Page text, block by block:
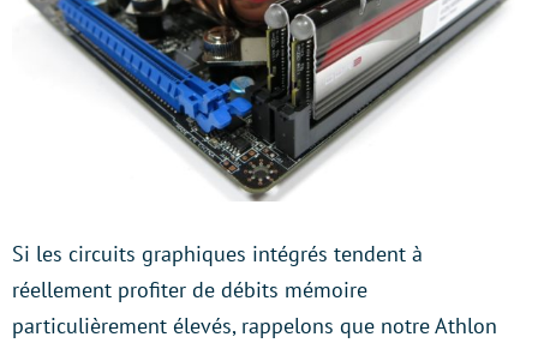
Si les circuits graphiques intégrés tendent à
réellement profiter de débits mémoire
particulièrement élevés, rappelons que notre Athlon